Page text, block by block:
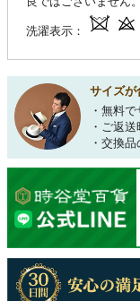
洗濯表示：
サイズが
・無料
・ご返
・交換